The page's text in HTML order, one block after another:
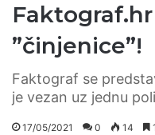
”činjenice”!
Faktograf se
je vezan uz jednu
17/05/2021 0 14